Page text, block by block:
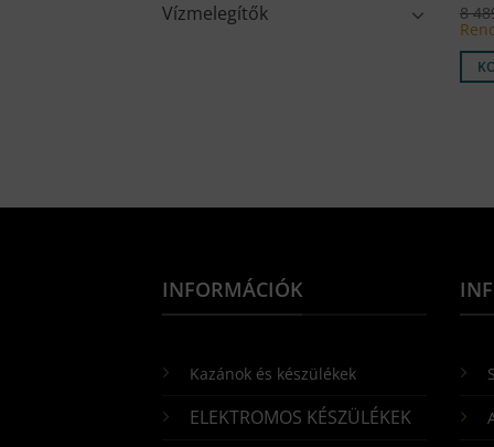
Vízmelegítők
8
INFORMÁCIÓK
Kazánok és készülékek
ELEKTROMOS KÉSZÜLÉKEK